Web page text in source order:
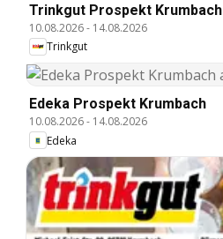
Trinkgut Prospekt Krumbach
10.08.2026- 14.08.2026
Trinkgut
Edeka Prospekt Krumbach
10.08.2026- 14.08.2026
Edeka